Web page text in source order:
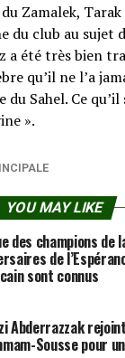
Zamalek, Tarak
du club au sujet
a été très bien
qu’il ne l’a
du Sahel. Ce
».
YOU MAY LIKE
des champions de
de
sont connus
Abderrazzak
Sousse pour